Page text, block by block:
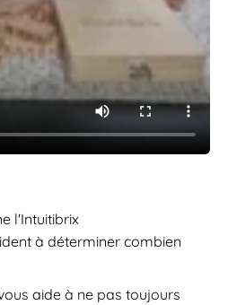
l'Intuitibrix
à déterminer combien
aide à ne pas toujours